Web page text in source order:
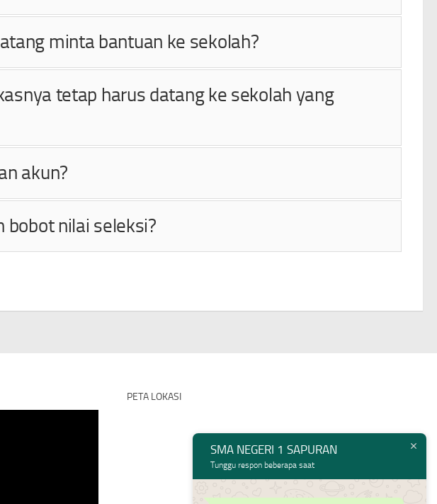
minta bantuan ke sekolah?
tetap harus datang ke sekolah yang
akun?
bobot nilai seleksi?
PETA LOKASI
SMA NEGERI 1 SAPURAN
Tunggu respon beberapa saat